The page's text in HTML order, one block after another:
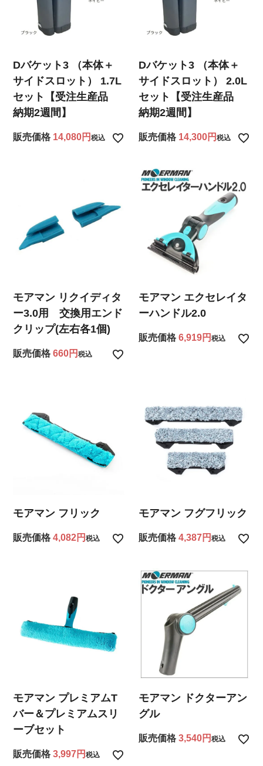
Dバケット3 （本体＋
サイドスロット） 1.7L
セット【受注生産品
納期2週間】
販売価格 14,080 税込
Dバケット3 （本体＋
サイドスロット） 2.0L
セット【受注生産品
納期2週間】
販売価格 14,300 税込
モアマン リクイディタ
ー3.0用 交換用エンド
クリップ(左右各1個)
販売価格 660 税込
モアマン エクセレイタ
ーハンドル2.0
販売価格 6,919 税込
モアマン フリック
販売価格 4,082 税込
モアマン フグフリック
販売価格 4,387 税込
モアマン プレミアムT
バー＆プレミアムスリ
ーブセット
販売価格 3,997 税込
モアマン ドクターアン
グル
販売価格 3,540 税込